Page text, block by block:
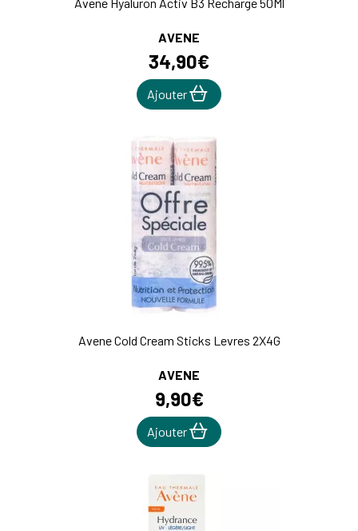
AVENE
34,90€
Ajouter
Avene Cold Cream Sticks Levres 2X4G
AVENE
9,90€
Ajouter